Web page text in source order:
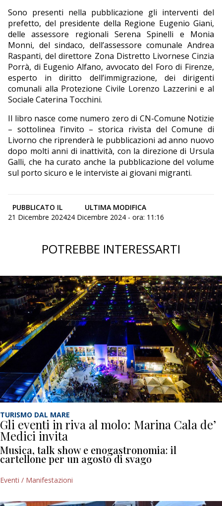
Sono presenti nella pubblicazione gli interventi del
prefetto, del presidente della Regione Eugenio Giani,
delle assessore regionali Serena Spinelli e Monia
Monni, del sindaco, dell’assessore comunale Andrea
Raspanti, del direttore Zona Distretto Livornese Cinzia
Porrà, di Eugenio Alfano, avvocato del Foro di Firenze,
esperto in diritto dell’immigrazione, dei dirigenti
comunali alla Protezione Civile Lorenzo Lazzerini e al
Sociale Caterina Tocchini.
Il libro nasce come numero zero di CN-Comune Notizie
– sottolinea l’invito – storica rivista del Comune di
Livorno che riprenderà le pubblicazioni ad anno nuovo
dopo molti anni di inattività, con la direzione di Ursula
Galli, che ha curato anche la pubblicazione del volume
sul porto sicuro e le interviste ai giovani migranti.
PUBBLICATO IL
21 Dicembre 2024
ULTIMA MODIFICA
24 Dicembre 2024 - ora: 11:16
POTREBBE INTERESSARTI
TURISMO DAL MARE
Gli eventi in riva al molo: Marina Cala de’
Medici invita
Musica, talk show e enogastronomia: il
cartellone per un agosto di svago
Eventi / Manifestazioni